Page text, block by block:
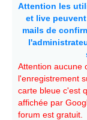
Attention les
et live
mails de
Attention aucune
l'enregistrement
carte bleue c'est
affichée par
forum est gratuit.